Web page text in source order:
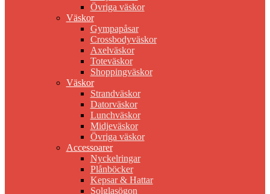
Övriga väskor
Väskor
Gympapåsar
Crossbodyväskor
Axelväskor
Toteväskor
Shoppingväskor
Väskor
Strandväskor
Datorväskor
Lunchväskor
Midjeväskor
Övriga väskor
Accessoarer
Nyckelringar
Plånböcker
Kepsar & Hattar
Solglasögon